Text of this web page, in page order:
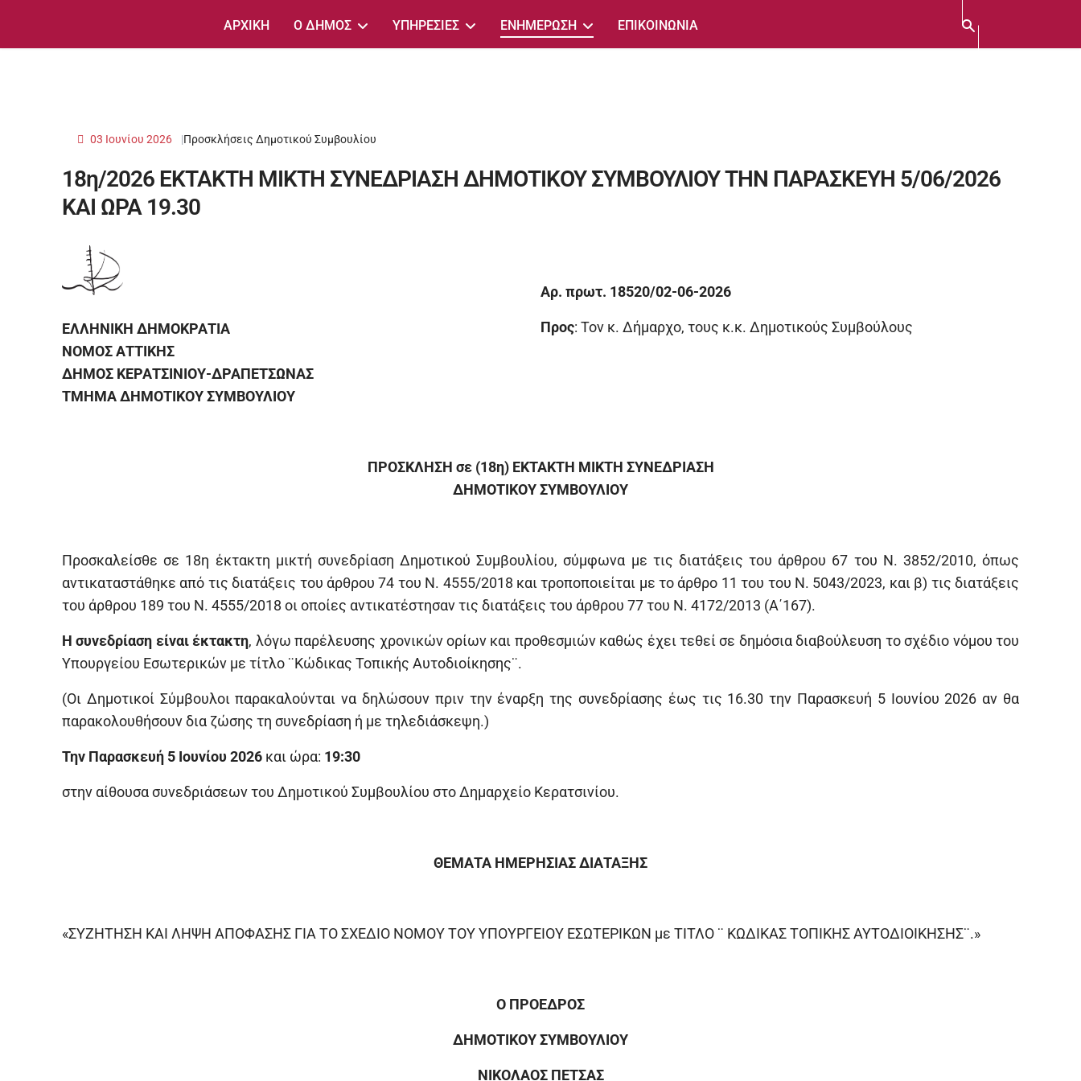
ΑΡΧΙΚΗ Ο ΔΗΜΟΣ ΥΠΗΡΕΣΙΕΣ ΕΝΗΜΕΡΩΣΗ ΕΠΙΚΟΙΝΩΝΙΑ
Προσκλήσεις Δημοτικού Συμβουλίου
03 Ιουνίου 2026
18η/2026 ΕΚΤΑΚΤΗ ΜΙΚΤΗ ΣΥΝΕΔΡΙΑΣΗ ΔΗΜΟΤΙΚΟΥ ΣΥΜΒΟΥΛΙΟΥ ΤΗΝ ΠΑΡΑΣΚΕΥΗ 5/06/2026
ΚΑΙ ΩΡΑ 19.30
ΕΛΛΗΝΙΚΗ ΔΗΜΟΚΡΑΤΙΑ
ΝΟΜΟΣ ΑΤΤΙΚΗΣ
ΔΗΜΟΣ ΚΕΡΑΤΣΙΝΙΟΥ-ΔΡΑΠΕΤΣΩΝΑΣ
ΤΜΗΜΑ ΔΗΜΟΤΙΚΟΥ ΣΥΜΒΟΥΛΙΟΥ
Αρ. πρωτ. 18520/02-06-2026
Προς: Τον κ. Δήμαρχο, τους κ.κ. Δημοτικούς Συμβούλους
ΠΡΟΣΚΛΗΣΗ σε (18η) ΕΚΤΑΚΤΗ ΜΙΚΤΗ ΣΥΝΕΔΡΙΑΣΗ
ΔΗΜΟΤΙΚΟΥ ΣΥΜΒΟΥΛΙΟΥ
Προσκαλείσθε σε 18η έκτακτη μικτή συνεδρίαση Δημοτικού Συμβουλίου, σύμφωνα με τις διατάξεις του άρθρου 67 του Ν. 3852/2010, όπως
αντικαταστάθηκε από τις διατάξεις του άρθρου 74 του Ν. 4555/2018 και τροποποιείται με το άρθρο 11 του του Ν. 5043/2023, και β) τις διατάξεις
του άρθρου 189 του Ν. 4555/2018 οι οποίες αντικατέστησαν τις διατάξεις του άρθρου 77 του Ν. 4172/2013 (Α΄167).
Η συνεδρίαση είναι έκτακτη, λόγω παρέλευσης χρονικών ορίων και προθεσμιών καθώς έχει τεθεί σε δημόσια διαβούλευση το σχέδιο νόμου του
Υπουργείου Εσωτερικών με τίτλο ¨Κώδικας Τοπικής Αυτοδιοίκησης¨.
(Οι Δημοτικοί Σύμβουλοι παρακαλούνται να δηλώσουν πριν την έναρξη της συνεδρίασης έως τις 16.30 την Παρασκευή 5 Ιουνίου 2026 αν θα
παρακολουθήσουν δια ζώσης τη συνεδρίαση ή με τηλεδιάσκεψη.)
Την Παρασκευή 5 Ιουνίου 2026 και ώρα: 19:30
στην αίθουσα συνεδριάσεων του Δημοτικού Συμβουλίου στο Δημαρχείο Κερατσινίου.
ΘΕΜΑΤΑ ΗΜΕΡΗΣΙΑΣ ΔΙΑΤΑΞΗΣ
«ΣΥΖΗΤΗΣΗ ΚΑΙ ΛΗΨΗ ΑΠΟΦΑΣΗΣ ΓΙΑ ΤΟ ΣΧΕΔΙΟ ΝΟΜΟΥ ΤΟΥ ΥΠΟΥΡΓΕΙΟΥ ΕΣΩΤΕΡΙΚΩΝ με ΤΙΤΛΟ ¨ ΚΩΔΙΚΑΣ ΤΟΠΙΚΗΣ ΑΥΤΟΔΙΟΙΚΗΣΗΣ¨.»
Ο ΠΡΟΕΔΡΟΣ
ΔΗΜΟΤΙΚΟΥ ΣΥΜΒΟΥΛΙΟΥ
ΝΙΚΟΛΑΟΣ ΠΕΤΣΑΣ